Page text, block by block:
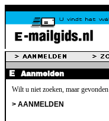
Aanmelden
Wilt u niet zoeken, maar
> AANMELDEN